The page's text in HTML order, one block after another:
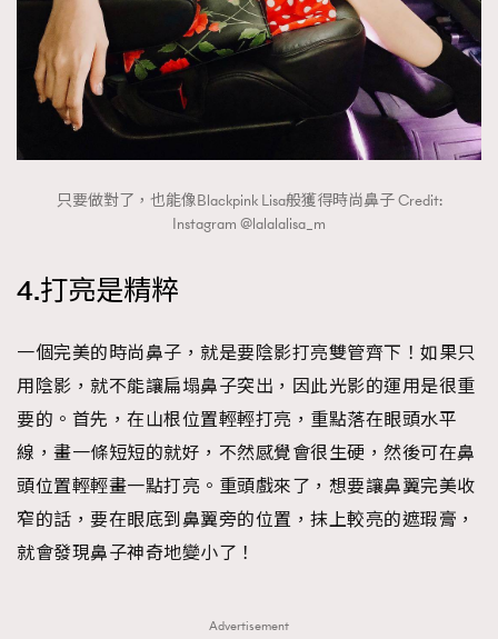
只要做對了，也能像Blackpink Lisa般獲得時尚鼻子 Credit:
Instagram @lalalalisa_m
4.打亮是精粹
一個完美的時尚鼻子，就是要陰影打亮雙管齊下！如果只
用陰影，就不能讓扁塌鼻子突出，因此光影的運用是很重
要的。首先，在山根位置輕輕打亮，重點落在眼頭水平
線，畫一條短短的就好，不然感覺會很生硬，然後可在鼻
頭位置輕輕畫一點打亮。重頭戲來了，想要讓鼻翼完美收
窄的話，要在眼底到鼻翼旁的位置，抹上較亮的遮瑕膏，
就會發現鼻子神奇地變小了！
Advertisement